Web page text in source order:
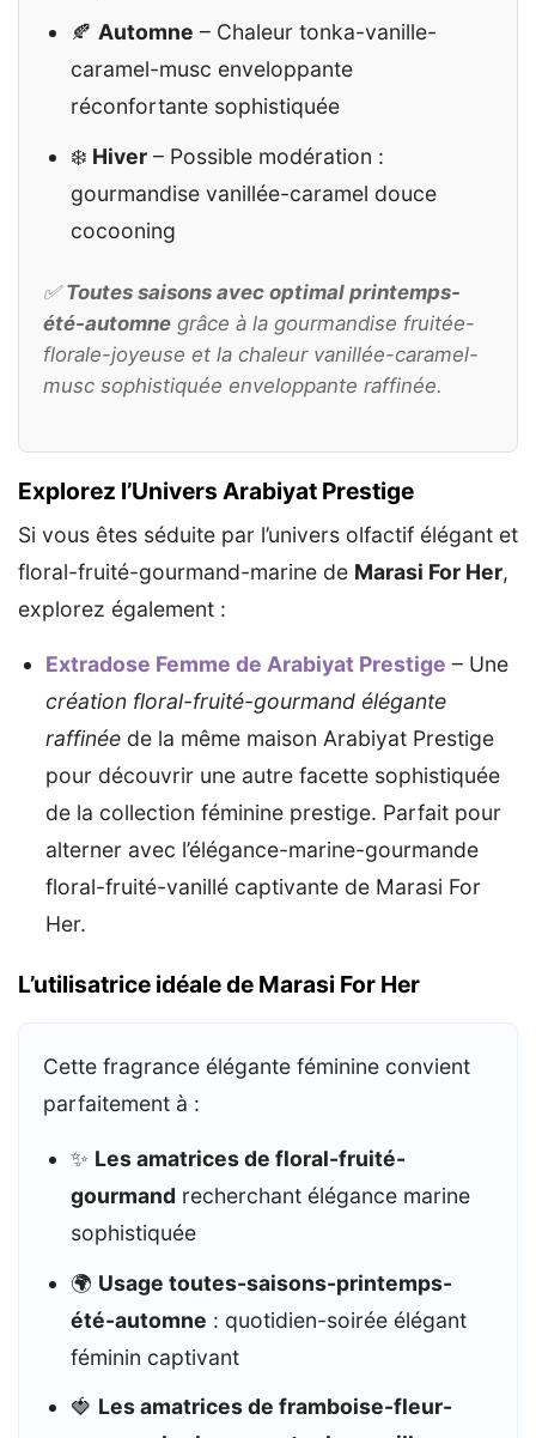
🍂 Automne – Chaleur tonka-vanille-
caramel-musc enveloppante
réconfortante sophistiquée
❄️ Hiver– Possible modération :
gourmandise vanillée-caramel douce
cocooning
✅Toutes saisons avec optimal printemps-
été-automne grâce à la gourmandise fruitée-
florale-joyeuse et la chaleur vanillée-caramel-
musc sophistiquée enveloppante raffinée.
Explorez l’Univers Arabiyat Prestige
Si vous êtes séduite par l’univers olfactif élégant et
floral-fruité-gourmand-marine de Marasi For Her,
explorez également :
Extradose Femme de Arabiyat Prestige – Une
création floral-fruité-gourmand élégante
raffinéede la même maison Arabiyat Prestige
pour découvrir une autre facette sophistiquée
de la collection féminine prestige. Parfait pour
alterner avec l’élégance-marine-gourmande
floral-fruité-vanillé captivante de Marasi For
Her.
L’utilisatrice idéale de Marasi For Her
Cette fragrance élégante féminine convient
parfaitement à :
✨ Les amatrices de floral-fruité-
gourmand recherchant élégance marine
sophistiquée
🌍 Usage toutes-saisons-printemps-
été-automne : quotidien-soirée élégant
féminin captivant
🍓 Les amatrices de framboise-fleur-